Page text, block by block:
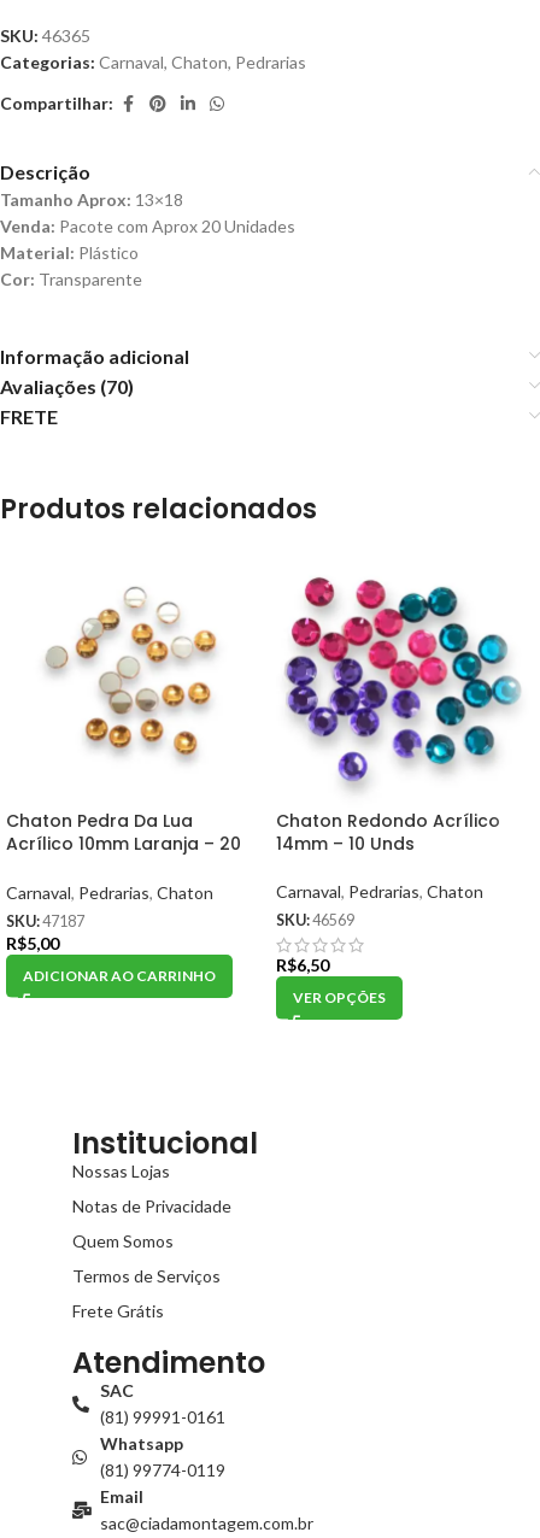
SKU: 46365
Categorias: Carnaval, Chaton, Pedrarias
Compartilhar:
Descrição
Tamanho Aprox: 13×18
Venda: Pacote com Aprox 20 Unidades
Material: Plástico
Cor: Transparente
Informação adicional
Avaliações (70)
FRETE
Produtos relacionados
Chaton Pedra Da Lua
Acrílico 10mm Laranja – 20
Carnaval, Pedrarias, Chaton
SKU:47187
R$5,00
ADICIONAR AO CARRINHO
Chaton Redondo Acrílico
14mm – 10 Unds
Carnaval, Pedrarias, Chaton
SKU:46569
R$6,50
VER OPÇÕES
Institucional
Nossas Lojas
Notas de Privacidade
Quem Somos
Termos de Serviços
Frete Grátis
Atendimento
SAC
(81) 99991-0161
Whatsapp
(81) 99774-0119
Email
sac@ciadamontagem.com.br